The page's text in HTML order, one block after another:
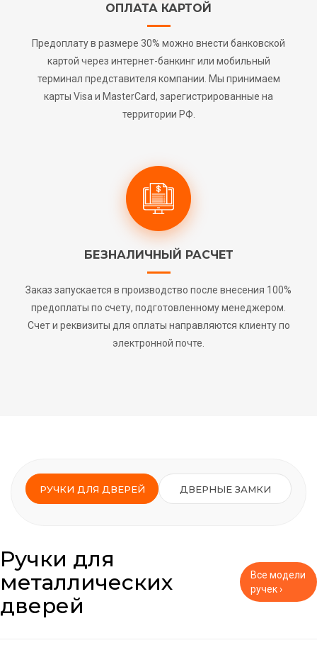
ОПЛАТА КАРТОЙ
Предоплату в размере 30% можно внести банковской
картой через интернет-банкинг или мобильный
терминал представителя компании. Мы принимаем
карты Visa и MasterCard, зарегистрированные на
территории РФ.
БЕЗНАЛИЧНЫЙ РАСЧЕТ
Заказ запускается в производство после внесения 100%
предоплаты по счету, подготовленному менеджером.
Счет и реквизиты для оплаты направляются клиенту по
электронной почте.
РУЧКИ ДЛЯ ДВЕРЕЙ ДВЕРНЫЕ ЗАМКИ
Ручки для
металлических
дверей
Все модели
ручек ›